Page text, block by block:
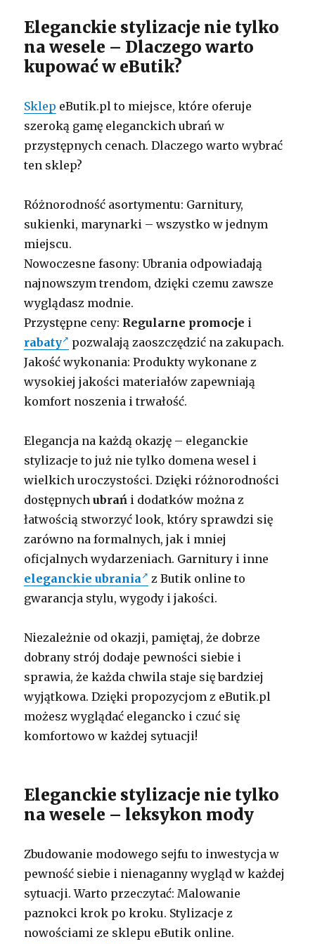
Eleganckie stylizacje nie tylko
na wesele – Dlaczego warto
kupować w eButik?
Sklep eButik.pl to miejsce, które oferuje
szeroką gamę eleganckich ubrań w
przystępnych cenach. Dlaczego warto wybrać
ten sklep?
Różnorodność asortymentu: Garnitury,
sukienki, marynarki – wszystko w jednym
miejscu.
Nowoczesne fasony: Ubrania odpowiadają
najnowszym trendom, dzięki czemu zawsze
wyglądasz modnie.
Przystępne ceny: Regularne promocje i
rabaty
pozwalają zaoszczędzić na zakupach.
Jakość wykonania: Produkty wykonane z
wysokiej jakości materiałów zapewniają
komfort noszenia i trwałość.
Elegancja na każdą okazję – eleganckie
stylizacje to już nie tylko domena wesel i
wielkich uroczystości. Dzięki różnorodności
dostępnychubrań i dodatków można z
łatwością stworzyć look, który sprawdzi się
zarówno na formalnych, jak i mniej
oficjalnych wydarzeniach. Garnitury i inne
eleganckie ubrania
z Butik online to
gwarancja stylu, wygody i jakości.
Niezależnie od okazji, pamiętaj, że dobrze
dobrany strój dodaje pewności siebie i
sprawia, że każda chwila staje się bardziej
wyjątkowa. Dzięki propozycjom z eButik.pl
możesz wyglądać elegancko i czuć się
komfortowo w każdej sytuacji!
Eleganckie stylizacje nie tylko
na wesele – leksykon mody
Zbudowanie modowego sejfu to inwestycja w
pewność siebie i nienaganny wygląd w każdej
sytuacji. Warto przeczytać: Malowanie
paznokci krok po kroku. Stylizacje z
nowościami ze sklepu eButik online.